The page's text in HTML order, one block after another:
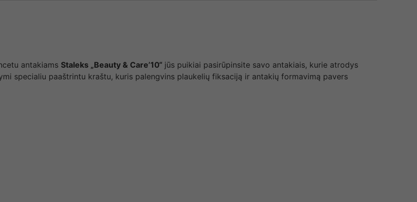
antakiams Staleks „Beauty & Care’10“ jūs puikiai pasirūpinsite savo antakiais, kurie atrodys
specialiu paaštrintu kraštu, kuris palengvins plaukelių fiksaciją ir antakių formavimą pavers